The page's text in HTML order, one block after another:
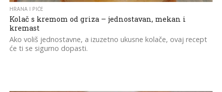
HRANA I PIĆE
Kolač s kremom od griza – jednostavan, mekan i
kremast
Ako voliš jednostavne, a izuzetno ukusne kolače, ovaj recept
će ti se sigurno dopasti.